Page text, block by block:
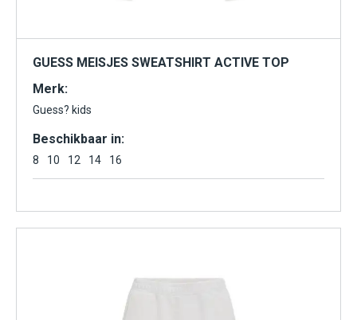
GUESS MEISJES SWEATSHIRT ACTIVE TOP
Merk:
Guess? kids
Beschikbaar in:
8 10 12 14 16